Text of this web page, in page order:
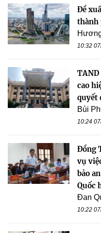
Đề
thành
10:32
cao
quyết
Bùi
10:24
Đồng
vụ
bảo
Quốc
Đan
10:22